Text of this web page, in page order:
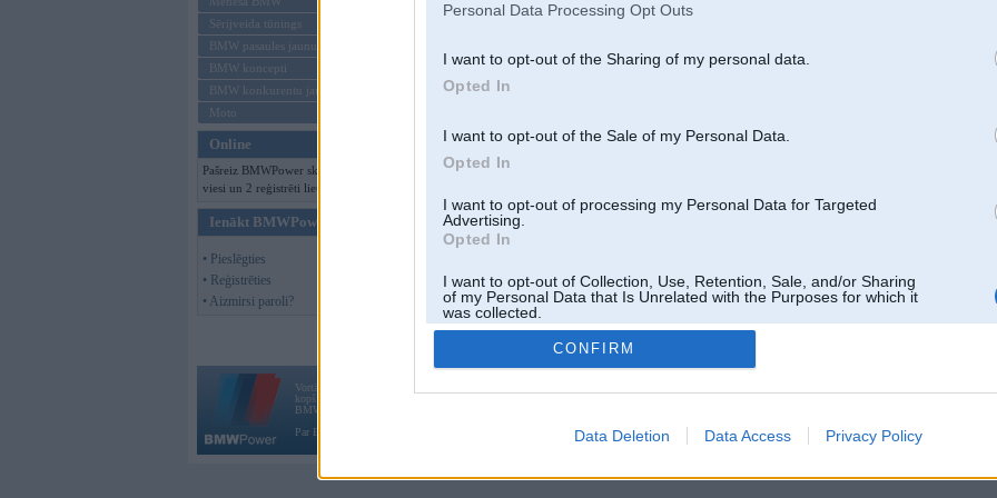
Personal Data Processing Opt Outs
I want to opt-out of the Sharing of my personal data.
Opted In
I want to opt-out of the Sale of my Personal Data.
Opted In
I want to opt-out of processing my Personal Data for Targeted
Advertising.
Opted In
I want to opt-out of Collection, Use, Retention, Sale, and/or Sharing
of my Personal Data that Is Unrelated with the Purposes for which it
was collected.
Opted Out
CONFIRM
Data Deletion Data Access Privacy Policy
Sērijveida tūnings
BMW pasaules jaunumi
BMW koncepti
BMW konkurentu jaunumi
Moto
Online
Pašreiz BMWPower skatās 118
viesi un 2 reģistrēti lietotāji.
Ienākt BMWPower
• Pieslēgties
• Reģistrēties
• Aizmirsi paroli?
Vortāls BMWPower.lv darbojas
kopš 2002. gada 14. maija. Tas nav auto klubs un nav saistīts ar
BMW AG.
Par BMWPower